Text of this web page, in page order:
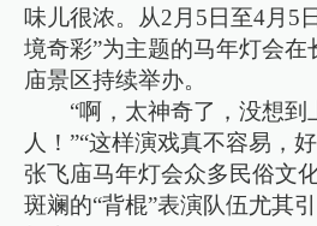
味儿很浓。从2月5日至4月5
境奇彩”为主题的马年灯会
庙景区持续举办。
“啊，太神奇了，没想到
人！”“这样演戏真不容易，
张飞庙马年灯会众多民俗文
斑斓的“背棍”表演队伍尤其